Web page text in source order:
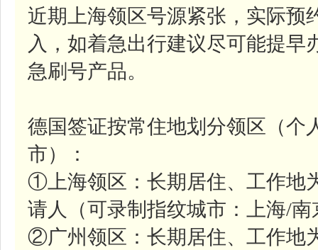
近期上海领区号源紧张，实际预
入，如着急出行建议尽可能提
急刷号产品。
德国签证按常住地划分领区（个
市）：
①上海领区：长期居住、工作地
请人（可录制指纹城市：上海/南
②广州领区：长期居住、工作地